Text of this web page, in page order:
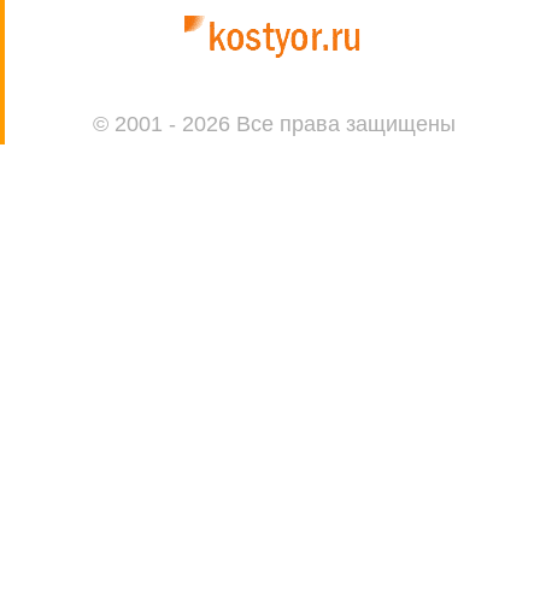
© 2001 - 2026 Все права защищены